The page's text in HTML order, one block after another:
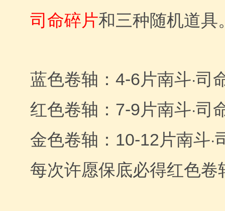
司命碎片和三种随机道具
蓝色卷轴：4-6片南斗·司
红色卷轴：7-9片南斗·司
金色卷轴：10-12片南斗·
每次许愿保底必得红色卷